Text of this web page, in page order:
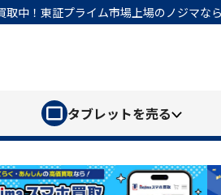
中！東証プライム市場上場のノジマな
タブレットを売る